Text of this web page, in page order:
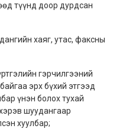
түүнд доор дурдсан
хаяг, утас, факсны
гэрчилгээний
эрх бүхий этгээд
үнэн болох тухай
шуудангаар
хуулбар;